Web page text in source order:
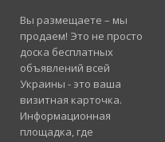
Вы размещаете – мы
продаем! Это не просто
доска бесплатных
объявлений всей
Украины - это ваша
визитная карточка.
Информационная
площадка, где